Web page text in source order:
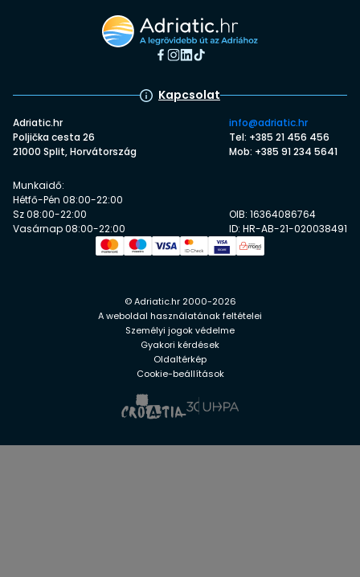
Kapcsolat
Adriatic.hr
Poljička cesta 26
21000 Split, Horvátország
info@adriatic.hr
Tel: +385 21 456 456
Mob: +385 91 234 5641
Munkaidő:
Hétfő-Pén 08:00-22:00
Sz 08:00-22:00
Vasárnap 08:00-22:00
OIB: 16364086764
ID: HR-AB-21-020038491
© Adriatic.hr 2000-2026
A weboldal használatának feltételei
Személyi jogok védelme
Gyakori kérdések
Oldaltérkép
Cookie-beállítások